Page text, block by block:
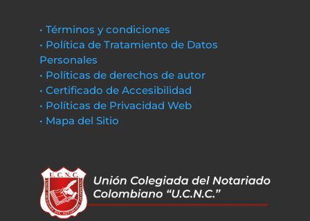
• Términos y condiciones
• Política de Tratamiento de Datos
Personales
• Políticas de derechos de autor
• Certificado de Accesibilidad
• Políticas de Privacidad Web
• Mapa del Sitio